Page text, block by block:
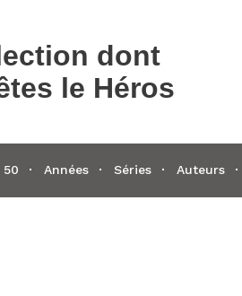
dont
le Héros
50 Années Séries Auteurs